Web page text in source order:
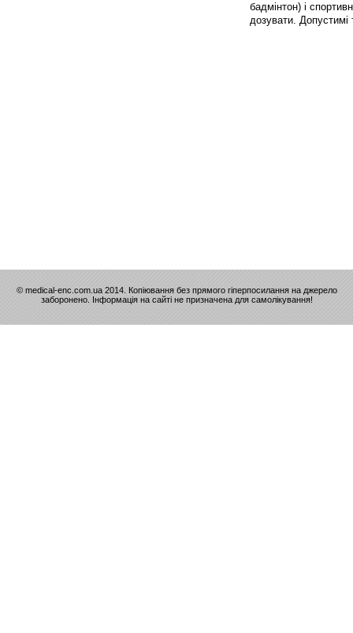
бадмінтон) і
дозувати. Допустимі
© medical-enc.com.ua 2014. Копіювання без прямого гіперпосилання на джерело
заборонено. Інформація на сайті не призначена для самолікування!